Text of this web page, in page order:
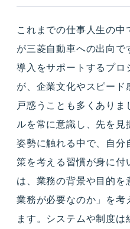
これまでの仕事人生の
が三菱自動車への出向
導入をサポートするプロ
が、企業文化やスピード
戸惑うことも多くあり
ルを常に意識し、先を
姿勢に触れる中で、自分
策を考える習慣が身に付
は、業務の背景や目的
業務が必要なのか」を考
ます。システムや制度